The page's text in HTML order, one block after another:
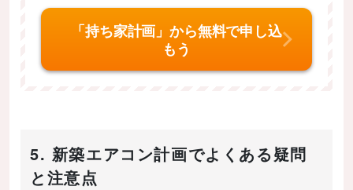
「持ち家計画」から無料で申し込
もう
5. 新築エアコン計画でよくある疑問
と注意点